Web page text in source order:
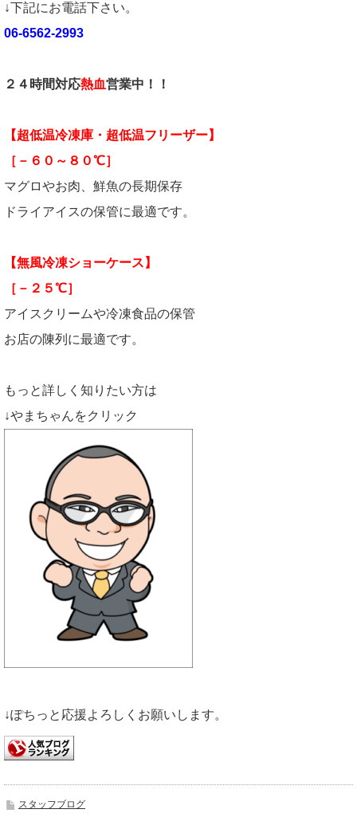
↓下記にお電話下さい。
06-6562-2993
２４時間対応熱血営業中！！
【超低温冷凍庫・超低温フリーザー】
［－６０～８０℃］
マグロやお肉、鮮魚の長期保存
ドライアイスの保管に最適です。
【無風冷凍ショーケース】
［－２５℃］
アイスクリームや冷凍食品の保管
お店の陳列に最適です。
もっと詳しく知りたい方は
↓やまちゃんをクリック
↓ぽちっと応援よろしくお願いします。
スタッフブログ